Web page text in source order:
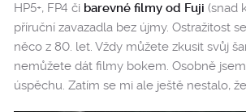
HP5+, FP4 či barevné filmy od Fuji (snad
příruční zavazadla bez újmy. Ostražitost
něco z 80. let. Vždy můžete zkusit svůj
nemůžete dát filmy bokem. Osobně
úspěchu. Zatím se mi ale ještě nestalo,